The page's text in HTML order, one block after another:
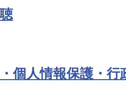
個人情報保護・行